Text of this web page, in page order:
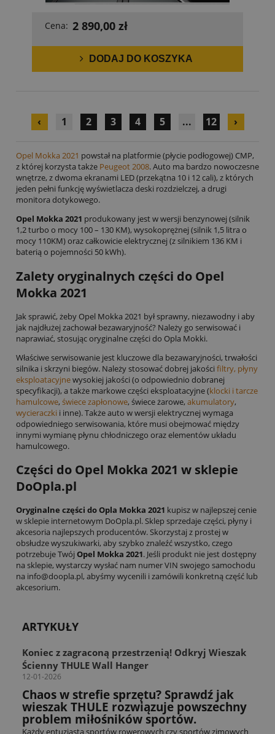
Cena: 2 890,00 zł
DODAJ DO KOSZYKA
‹ 1 2 3 4 5 ... 12 ›
Opel Mokka 2021 powstał na platformie (płycie podłogowej) CMP,
z której korzysta także Peugeot 2008. Auto ma bardzo nowoczesne
wnętrze, z dwoma ekranami LED (przekątna 10 i 12 cali), z których
jeden pełni funkcję wyświetlacza deski rozdzielczej, a drugi
monitora dotykowego.
Opel Mokka 2021 produkowany jest w wersji benzynowej (silnik
1,2 turbo o mocy 100 – 130 KM), wysokoprężnej (silnik 1,5 litra o
mocy 110KM) oraz całkowicie elektrycznej (z silnikiem 136 KM i
baterią o pojemności 50 kWh).
Zalety oryginalnych części do Opel
Mokka 2021
Jak sprawić, żeby Opel Mokka 2021 był sprawny, niezawodny i aby
jak najdłużej zachował bezawaryjność? Należy go serwisować i
naprawiać, stosując oryginalne części do Opla Mokki.
Właściwe serwisowanie jest kluczowe dla bezawaryjności, trwałości
silnika i skrzyni biegów. Należy stosować dobrej jakości filtry, płyny
eksploatacyjnewysokiej jakości (o odpowiednio dobranej
specyfikacji), a także markowe części eksploatacyjne (klocki i tarcze
hamulcowe, świece zapłonowe, świece żarowe, akumulatory,
wycieraczki i inne). Także auto w wersji elektrycznej wymaga
odpowiedniego serwisowania, które musi obejmować między
innymi wymianę płynu chłodniczego oraz elementów układu
hamulcowego.
Części do Opel Mokka 2021 w sklepie
DoOpla.pl
Oryginalne części do Opla Mokka 2021 kupisz w najlepszej cenie
w sklepie internetowym DoOpla.pl. Sklep sprzedaje części, płyny i
akcesoria najlepszych producentów. Skorzystaj z prostej w
obsłudze wyszukiwarki, aby szybko znaleźć wszystko, czego
potrzebuje Twój Opel Mokka 2021. Jeśli produkt nie jest dostępny
na sklepie, wystarczy wysłać nam numer VIN swojego samochodu
na info@doopla.pl, abyśmy wycenili i zamówili konkretną część lub
akcesorium.
ARTYKUŁY
Koniec z zagraconą przestrzenią! Odkryj Wieszak
Ścienny THULE Wall Hanger
12-01-2026
Chaos w strefie sprzętu? Sprawdź jak
wieszak THULE rozwiązuje powszechny
problem miłośników sportów.
Każdy entuzjasta sportów rowerowych czy sportów zimowych